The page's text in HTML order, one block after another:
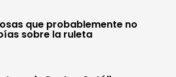
que probablemente no
sobre la ruleta